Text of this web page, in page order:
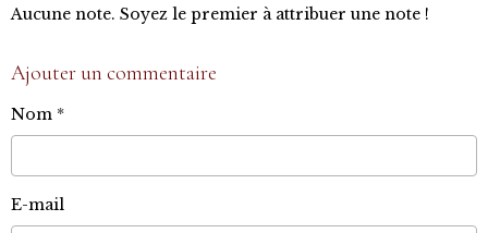
Aucune note. Soyez le premier à attribuer une note !
Ajouter un commentaire
Nom
E-mail